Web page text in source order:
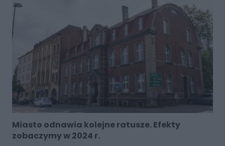
Miasto odnawia kolejne ratusze. Efekty
zobaczymy w 2024 r.